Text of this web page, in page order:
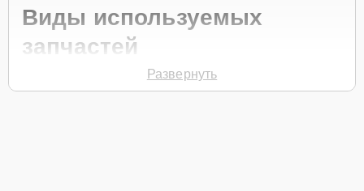
Виды используемых
запчастей
Для ремонта ноутбука модели Air (Core 7 240H) предлагаются как
Развернуть